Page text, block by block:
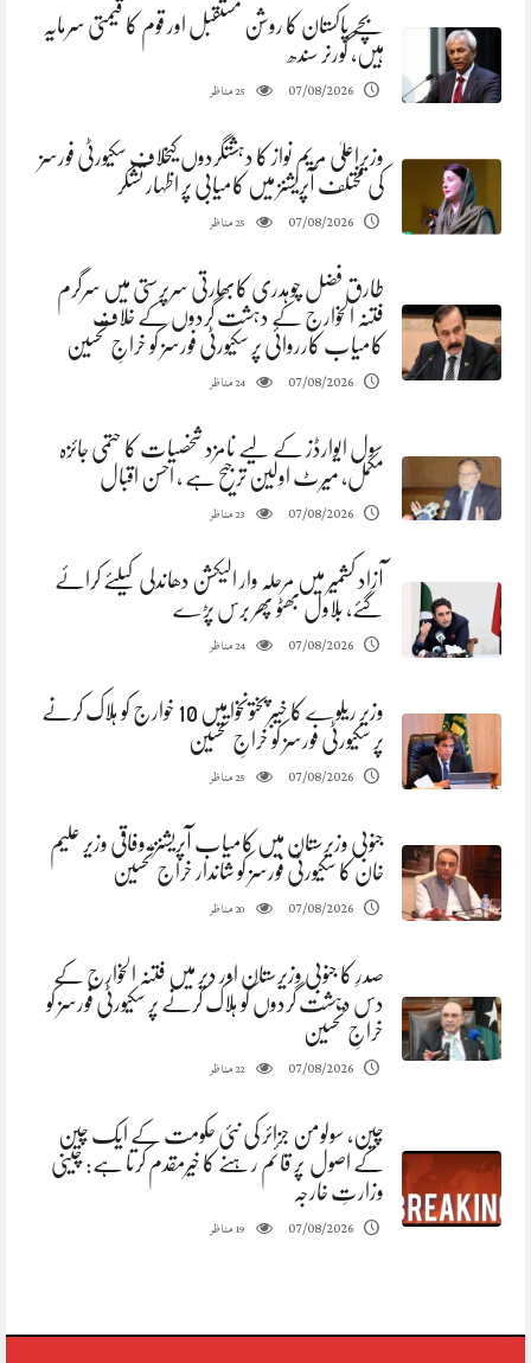
بچے پاکستان کا روشن مستقبل اور قوم کا قیمتی سرمایہ
ہیں، گورنر سندھ
07/08/2026
25مناظر
وزیراعلیٰ مریم نواز کا دہشتگردوں کیخلاف سکیورٹی فورسز
کی مختلف آپریشنز میں کامیابی پر اظہار تشکر
07/08/2026
25مناظر
طارق فضل چوہدری کابھارتی سرپرستی میں سرگرم
فتنہ الخوارج کے دہشت گردوں کے خلاف
کامیاب کارروائی پر سکیورٹی فورسز کو خراجِ تحسین
07/08/2026
24مناظر
سول ایوارڈز کے لیے نامزد شخصیات کا حتمی جائزہ
مکمل، میرٹ اولین ترجیح ہے ، احسن اقبال
07/08/2026
23مناظر
آزاد کشمیر میں مرحلہ وار الیکشن دھاندلی کیلئے کرائے
گئے، بلاول بھٹو پھر برس پڑے
07/08/2026
24مناظر
وزیر ریلوے کا خیبرپختونخوا میں 10 خوارج کو ہلاک کرنے
پر سکیورٹی فورسز کو خراجِ تحسین
07/08/2026
25مناظر
جنوبی وزیرستان میں کامیاب آپریشنز، وفاقی وزیر علیم
خان کا سکیورٹی فورسز کو شاندار خراج تحسین
07/08/2026
20مناظر
صدرِ کا جنوبی وزیرستان اور دیر میں فتنہ الخوارج کے
دس دہشت گردوں کو ہلاک کرنے پر سکیورٹی فورسز کو
خراجِ تحسین
07/08/2026
22مناظر
چین، سولومن جزائر کی نئی حکومت کے ایک چین
کے اصول پر قائم رہنے کا خیرمقدم کرتا ہے: چینی
وزارتِ خارجہ
07/08/2026
19مناظر